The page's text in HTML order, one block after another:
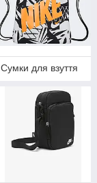
Сумки для взуття